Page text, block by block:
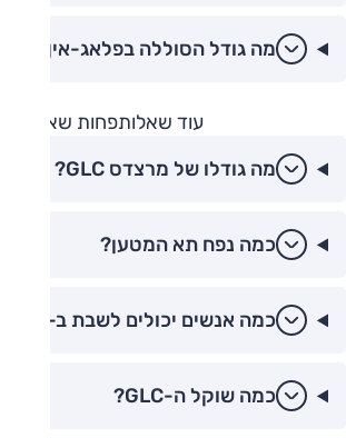
מה גודל הסוללה בפלאג-אין?
עוד שאלותפחות שאלות
מה גודלו של מרצדס GLC?
כמה נפח תא המטען?
כמה אנשים יכולים לשבת ב-GLC?
כמה שוקל ה-GLC?